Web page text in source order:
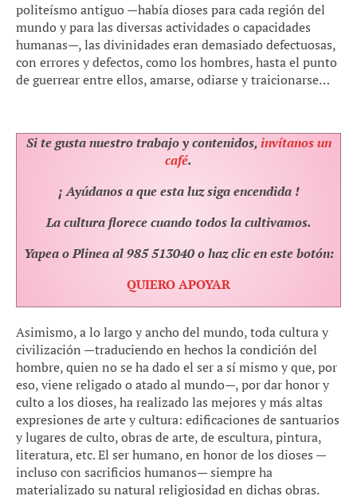
politeísmo antiguo —había dioses para cada región del
mundo y para las diversas actividades o capacidades
humanas—, las divinidades eran demasiado defectuosas,
con errores y defectos, como los hombres, hasta el punto
de guerrear entre ellos, amarse, odiarse y traicionarse…
Si te gusta nuestro trabajo y contenidos,invítanos un
café.
¡ Ayúdanos a que esta luz siga encendida !
La cultura florece cuando todos la cultivamos.
Yapea o Plinea al 985 513040 o haz clic en este botón:
QUIERO APOYAR
Asimismo, a lo largo y ancho del mundo, toda cultura y
civilización —traduciendo en hechos la condición del
hombre, quien no se ha dado el ser a sí mismo y que, por
eso, viene religado o atado al mundo—, por dar honor y
culto a los dioses, ha realizado las mejores y más altas
expresiones de arte y cultura: edificaciones de santuarios
y lugares de culto, obras de arte, de escultura, pintura,
literatura, etc. El ser humano, en honor de los dioses —
incluso con sacrificios humanos— siempre ha
materializado su natural religiosidad en dichas obras.